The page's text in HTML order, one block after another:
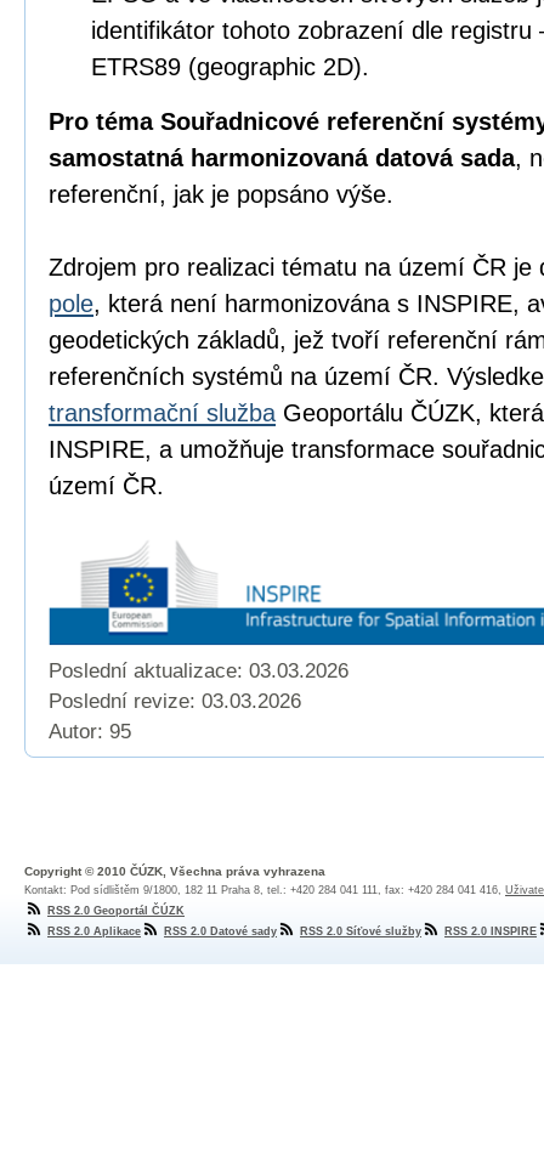
identifikátor tohoto zobrazení dle registru
ETRS89 (geographic 2D).
Pro téma Souřadnicové referenční
samostatná harmonizovaná datová sada,
referenční, jak je popsáno výše.
Zdrojem pro realizaci tématu na území ČR
pole, která není harmonizována s INSPIRE,
geodetických základů, jež tvoří referenční
referenčních systémů na území ČR.
transformační služba Geoportálu ČÚZK,
INSPIRE, a umožňuje transformace
území ČR.
Poslední aktualizace: 03.03.2026
Poslední revize: 03.03.2026
Autor: 95
Copyright © 2010 ČÚZK, Všechna práva vyhrazena
Kontakt: Pod sídlištěm 9/1800, 182 11 Praha 8, tel.: +420 284 041 111, fax: +420 284 041 416,
RSS 2.0 Geoportál ČÚZK
RSS 2.0 Aplikace
RSS 2.0 Datové sady RSS 2.0 Síťové služby RSS 2.0 INSPIRE